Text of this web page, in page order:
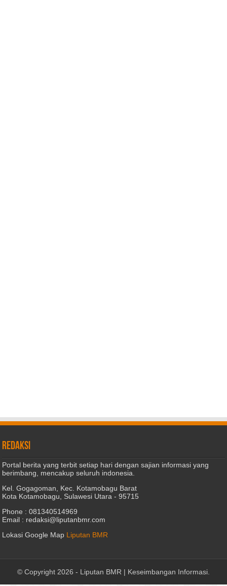
REDAKSI
Portal berita yang terbit setiap hari dengan sajian informasi yang
berimbang, mencakup seluruh indonesia.
Kel. Gogagoman, Kec. Kotamobagu Barat
Kota Kotamobagu, Sulawesi Utara - 95715
Phone : 081340514969
Email : redaksi@liputanbmr.com
Lokasi Google Map Liputan BMR
© Copyright 2026 - Liputan BMR | Keseimbangan Informasi